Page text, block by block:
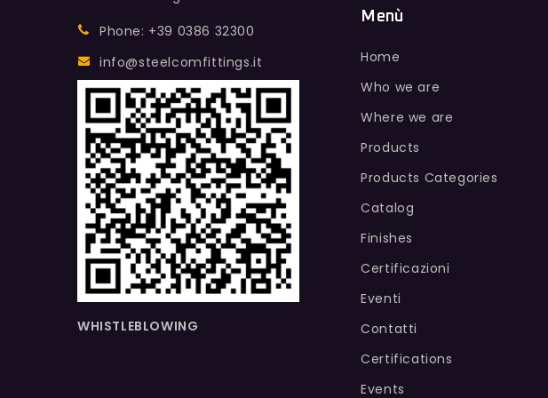
Phone: +39 0386 32300
info@steelcomfittings.it
WHISTLEBLOWING
Menù
Home
Who we are
Where we are
Products
Products Categories
Catalog
Finishes
Certificazioni
Eventi
Contatti
Certifications
Events